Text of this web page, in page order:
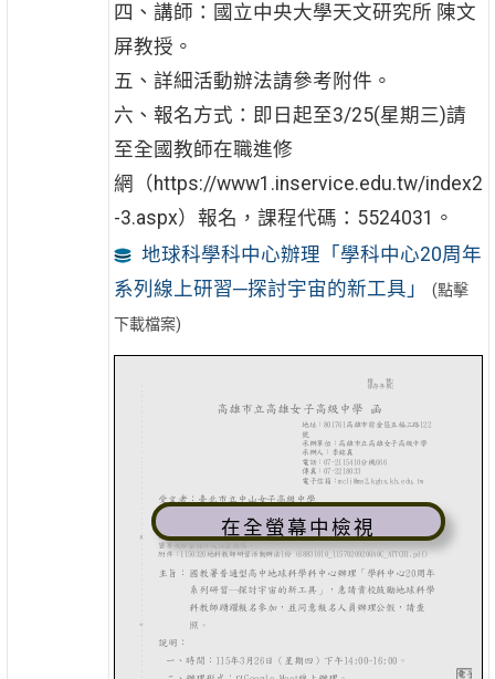
四、講師：國立中央大學天文研究所 陳文
屏教授。
五、詳細活動辦法請參考附件。
六、報名方式：即日起至3/25(星期三)請
至全國教師在職進修
網（https://www1.inservice.edu.tw/index2
-3.aspx）報名，課程代碼：5524031。
地球科學科中心辦理「學科中心20周年
系列線上研習─探討宇宙的新工具」
(點擊
下載檔案)
在全螢幕中檢視